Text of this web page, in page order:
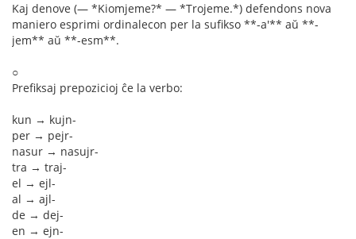
Kaj denove (— *Kiomjeme?* — *Trojeme.*) defendons nova
maniero esprimi ordinalecon per la sufikso **-a'** aŭ **-
jem** aŭ **-esm**.
○
Prefiksaj prepozicioj ĉe la verbo:
kun → kujn-
per → pejr-
nasur → nasujr-
tra → traj-
el → ejl-
al → ajl-
de → dej-
en → ejn-